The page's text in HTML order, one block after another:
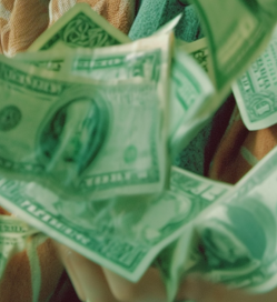
Investování s sebou vždy nese
nedoporučoval extrémně
upozornění na možná
pozdě", je to signál, že jeho